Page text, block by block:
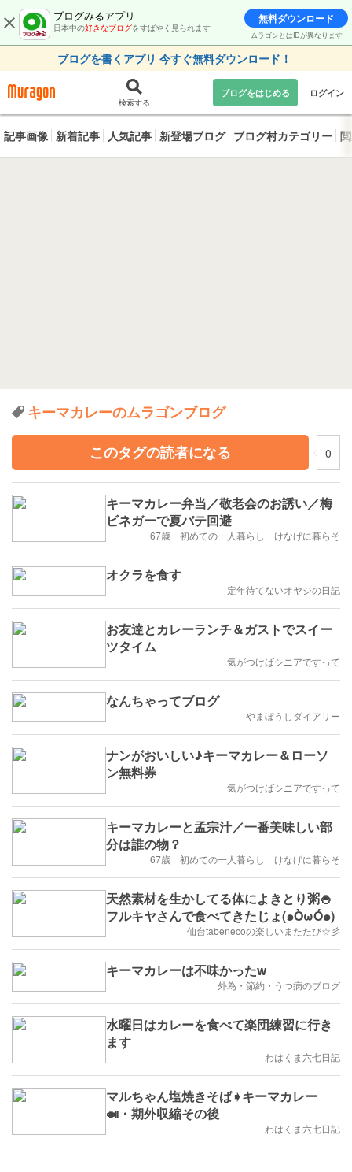
ブログみるアプリ
日本中の好きなブログをすばやく見られます
無料ダウンロード
ムラゴンとはIDが異なります
ブログを書くアプリ 今すぐ無料ダウンロード！
検索する
ブログをはじめる ログイン
記事画像 新着記事 人気記事 新登場ブログ ブログ村カテゴリー
キーマカレーのムラゴンブログ
このタグの読者になる
0
キーマカレー弁当／敬老会のお誘い／梅
ビネガーで夏バテ回避
67歳 初めての一人暮らし けなげに暮らそ
オクラを食す
定年待てないオヤジの日記
お友達とカレーランチ＆ガストでスイー
ツタイム
気がつけばシニアですって
なんちゃってブログ
やまぼうしダイアリー
ナンがおいしい♪キーマカレー＆ローソ
ン無料券
気がつけばシニアですって
キーマカレーと孟宗汁／一番美味しい部
分は誰の物？
67歳 初めての一人暮らし けなげに暮らそ
天然素材を生かしてる体によきとり粥🍚
フルキヤさんで食べてきたじょ(๑ÒωÓ๑)
仙台tabenecoの楽しいまたたび☆彡
キーマカレーは不味かったw
外為・節約・うつ病のブログ
水曜日はカレーを食べて楽団練習に行き
ます
わはくま六七日記
マルちゃん塩焼きそば➧キーマカレー
🍛・期外収縮その後
わはくま六七日記